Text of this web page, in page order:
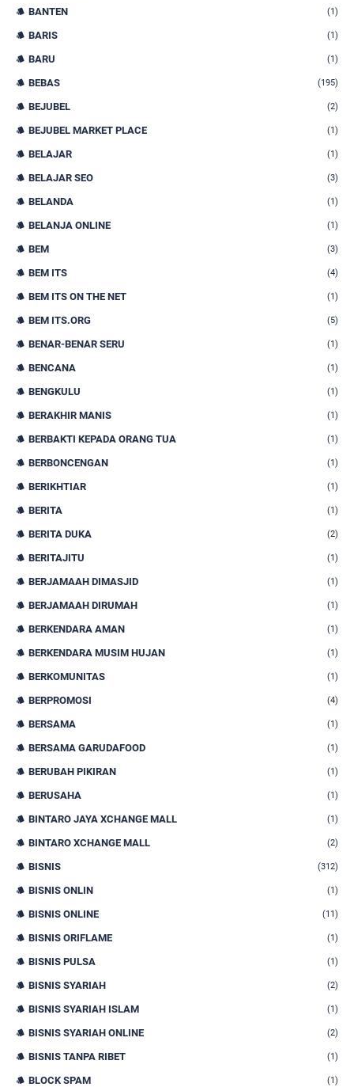
BANTEN (1)
BARIS (1)
BARU (1)
BEBAS (195)
BEJUBEL (2)
BEJUBEL MARKET PLACE (1)
BELAJAR (1)
BELAJAR SEO (3)
BELANDA (1)
BELANJA ONLINE (1)
BEM (3)
BEM ITS (4)
BEM ITS ON THE NET (1)
BEM ITS.ORG (5)
BENAR-BENAR SERU (1)
BENCANA (1)
BENGKULU (1)
BERAKHIR MANIS (1)
BERBAKTI KEPADA ORANG TUA (1)
BERBONCENGAN (1)
BERIKHTIAR (1)
BERITA (1)
BERITA DUKA (2)
BERITAJITU (1)
BERJAMAAH DIMASJID (1)
BERJAMAAH DIRUMAH (1)
BERKENDARA AMAN (1)
BERKENDARA MUSIM HUJAN (1)
BERKOMUNITAS (1)
BERPROMOSI (4)
BERSAMA (1)
BERSAMA GARUDAFOOD (1)
BERUBAH PIKIRAN (1)
BERUSAHA (1)
BINTARO JAYA XCHANGE MALL (1)
BINTARO XCHANGE MALL (2)
BISNIS (312)
BISNIS ONLIN (1)
BISNIS ONLINE (11)
BISNIS ORIFLAME (1)
BISNIS PULSA (1)
BISNIS SYARIAH (2)
BISNIS SYARIAH ISLAM (1)
BISNIS SYARIAH ONLINE (2)
BISNIS TANPA RIBET (1)
BLOCK SPAM (1)